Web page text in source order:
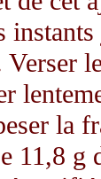
la
11,8 g